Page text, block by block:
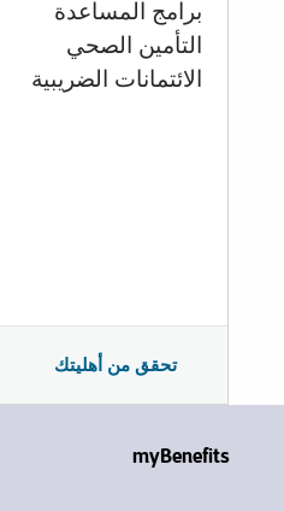
برامج المساعدة
التأمين الصحي
الائتمانات الضريبية
تحقق من أهليتك
myBenefits